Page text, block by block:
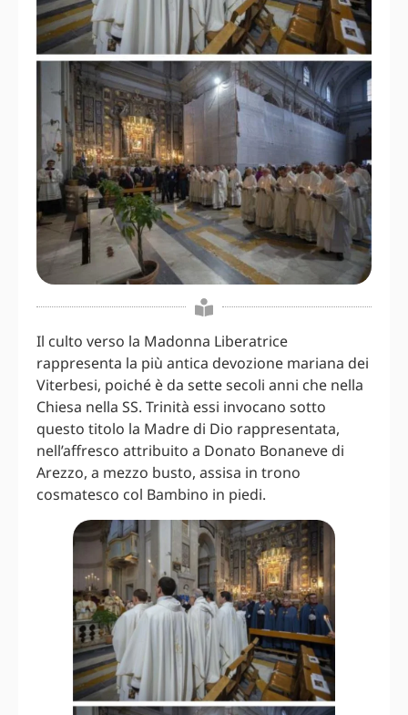
Il culto verso la Madonna Liberatrice
rappresenta la più antica devozione mariana dei
Viterbesi, poiché è da sette secoli anni che nella
Chiesa nella SS. Trinità essi invocano sotto
questo titolo la Madre di Dio rappresentata,
nell’affresco attribuito a Donato Bonaneve di
Arezzo, a mezzo busto, assisa in trono
cosmatesco col Bambino in piedi.